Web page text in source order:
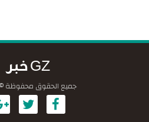
GZ خبر
جميع الحقوق محفوظة © 2026